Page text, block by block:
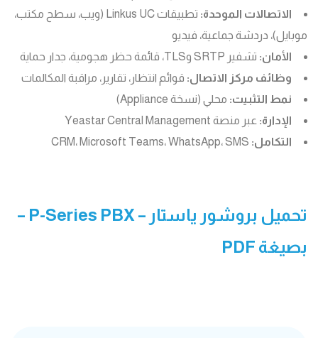
الاتصالات الموحدة:
تطبيقات Linkus UC (ويب، سطح مكتب،
موبايل)، دردشة جماعية، فيديو
الأمان: تشفير SRTP وTLS، قائمة حظر هجومية، جدار حماية
وظائف مركز الاتصال: قوائم انتظار، تقارير، مراقبة المكالمات
نمط التثبيت: محلي (نسخة Appliance)
الإدارة: عبر منصة Yeastar Central Management
التكامل:
تحميل بروشور ياستار – P-Series PBX
–
بصيغة PDF